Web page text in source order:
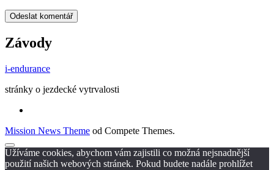
Závody
i-endurance
stránky o jezdecké vytrvalosti
Mission News Theme od Compete Themes.
Posun
nahoru
Užíváme cookies, abychom vám zajistili co možná nejsnadnější
použití našich webových stránek. Pokud budete nadále prohlížet